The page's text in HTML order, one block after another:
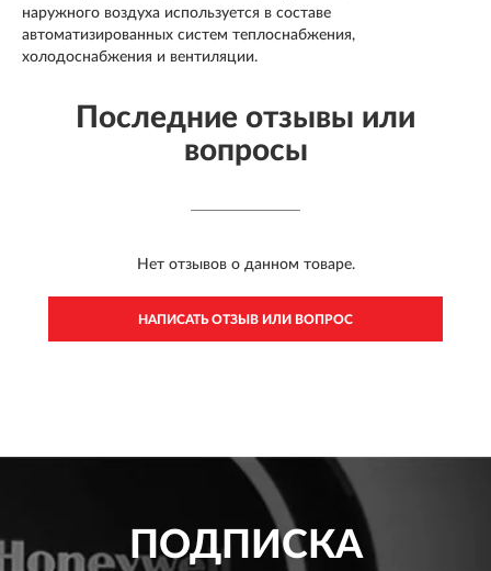
наружного воздуха используется в составе
автоматизированных систем теплоснабжения,
холодоснабжения и вентиляции.
Последние отзывы или
вопросы
Нет отзывов о данном товаре.
НАПИСАТЬ ОТЗЫВ ИЛИ ВОПРОС
ПОДПИСКА